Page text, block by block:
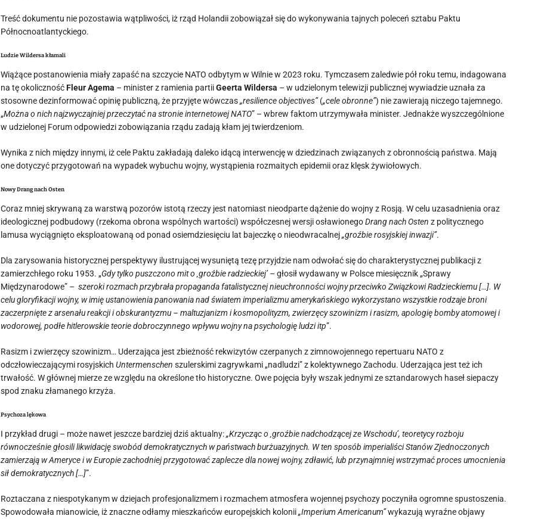
Treść dokumentu nie pozostawia wątpliwości, iż rząd Holandii zobowiązał się do wykonywania tajnych poleceń sztabu Paktu
Północnoatlantyckiego.
Ludzie Wildersa kłamali
Wiążące postanowienia miały zapaść na szczycie NATO odbytym w Wilnie w 2023 roku. Tymczasem zaledwie pół roku temu, indagowana
na tę okolicznośćFleur Agema – minister z ramienia partiiGeerta Wildersa – w udzielonym telewizji publicznej wywiadzie uznała za
stosowne dezinformować opinię publiczną, że przyjęte wówczas„resilience objectives”(„cele obronne”) nie zawierają niczego tajemnego.
„Można o nich najzwyczajniej przeczytać na stronie internetowej NATO” – wbrew faktom utrzymywała minister. Jednakże wyszczególnione
w udzielonej Forum odpowiedzi zobowiązania rządu zadają kłam jej twierdzeniom.
Wynika z nich między innymi, iż cele Paktu zakładają daleko idącą interwencję w dziedzinach związanych z obronnością państwa. Mają
one dotyczyć przygotowań na wypadek wybuchu wojny, wystąpienia rozmaitych epidemii oraz klęsk żywiołowych.
Nowy Drang nach Osten
Coraz mniej skrywaną za warstwą pozorów istotą rzeczy jest natomiast nieodparte dążenie do wojny z Rosją. W celu uzasadnienia oraz
ideologicznej podbudowy (rzekoma obrona wspólnych wartości) współczesnej wersji osławionegoDrang nach Osten z politycznego
lamusa wyciągnięto eksploatowaną od ponad osiemdziesięciu lat bajeczkę o nieodwracalnej„groźbie rosyjskiej inwazji”.
Dla zarysowania historycznej perspektywy ilustrującej wysuniętą tezę przyjdzie nam odwołać się do charakterystycznej publikacji z
zamierzchłego roku 1953. „Gdy tylko puszczono mit o ‚groźbie radzieckiej’– głosił wydawany w Polsce miesięcznik „Sprawy
Międzynarodowe” – szeroki rozmach przybrała propaganda fatalistycznej nieuchronności wojny przeciwko Związkowi Radzieckiemu […]. W
celu gloryfikacji wojny, w imię ustanowienia panowania nad światem imperializmu amerykańskiego wykorzystano wszystkie rodzaje broni
zaczerpnięte z arsenału reakcji i obskurantyzmu – maltuzjanizm i kosmopolityzm, zwierzęcy szowinizm i rasizm, apologię bomby atomowej i
wodorowej, podłe hitlerowskie teorie dobroczynnego wpływu wojny na psychologię ludzi itp”.
Rasizm i zwierzęcy szowinizm… Uderzająca jest zbieżność rekwizytów czerpanych z zimnowojennego repertuaru NATO z
odczłowieczającymi rosyjskichUntermenschenszulerskimi zagrywkami „nadludzi” z kolektywnego Zachodu. Uderzająca jest też ich
trwałość. W głównej mierze ze względu na określone tło historyczne. Owe pojęcia były wszak jednymi ze sztandarowych haseł siepaczy
spod znaku złamanego krzyża.
Psychoza lękowa
I przykład drugi – może nawet jeszcze bardziej dziś aktualny:„Krzycząc o ‚groźbie nadchodzącej ze Wschodu’, teoretycy rozboju
równocześnie głosili likwidację swobód demokratycznych w państwach burżuazyjnych. W ten sposób imperialiści Stanów Zjednoczonych
zamierzają w Ameryce i w Europie zachodniej przygotować zaplecze dla nowej wojny, zdławić, lub przynajmniej wstrzymać proces umocnienia
sił demokratycznych […]”.
Roztaczana z niespotykanym w dziejach profesjonalizmem i rozmachem atmosfera wojennej psychozy poczyniła ogromne spustoszenia.
Spowodowała mianowicie, iż znaczne odłamy mieszkańców europejskich kolonii„Imperium Americanum”wykazują wyraźne objawy